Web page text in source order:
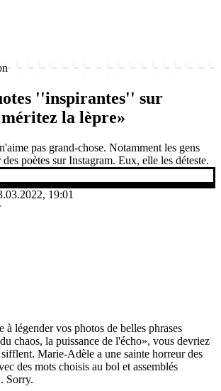
''inspirantes'' sur
la lèpre»
pas grand-chose. Notamment les gens
poètes sur Instagram. Eux, elle les déteste.
19:01
à légender vos photos de belles phrases
chaos, la puissance de l'écho», vous devriez
Marie-Adèle a une sainte horreur des
des mots choisis au bol et assemblés
Sorry.